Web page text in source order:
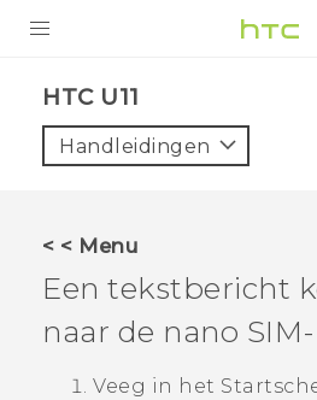
VIVE
AANBIEDINGEN
HTC Club
SUPPORT
HTC U11‎
Handleidingen
< < Menu
Een tekstbericht
naar de nano SIM
Veeg in het